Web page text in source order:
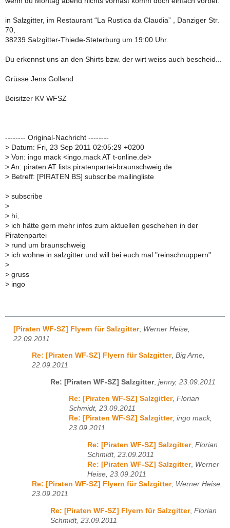
in Salzgitter, im Restaurant “La Rustica da Claudia” , Danziger Str.
70,
38239 Salzgitter-Thiede-Steterburg um 19:00 Uhr.
Du erkennst uns an den Shirts bzw. der wirt weiss auch bescheid...
Grüsse Jens Golland
Beisitzer KV WFSZ
-------- Original-Nachricht --------
> Datum: Fri, 23 Sep 2011 02:05:29 +0200
> Von: ingo mack <ingo.mack AT t-online.de>
> An: piraten AT lists.piratenpartei-braunschweig.de
> Betreff: [PIRATEN BS] subscribe mailingliste
> subscribe
>
> hi,
> ich hätte gern mehr infos zum aktuellen geschehen in der
Piratenpartei
> rund um braunschweig
> ich wohne in salzgitter und will bei euch mal "reinschnuppern"
>
> gruss
> ingo
[Piraten WF-SZ] Flyern für Salzgitter, Werner Heise,
22.09.2011
Re: [Piraten WF-SZ] Flyern für Salzgitter, Big Arne,
22.09.2011
Re: [Piraten WF-SZ] Salzgitter, jenny, 23.09.2011
Re: [Piraten WF-SZ] Salzgitter, Florian
Schmidt, 23.09.2011
Re: [Piraten WF-SZ] Salzgitter, ingo mack,
23.09.2011
Re: [Piraten WF-SZ] Salzgitter, Florian
Schmidt, 23.09.2011
Re: [Piraten WF-SZ] Salzgitter, Werner
Heise, 23.09.2011
Re: [Piraten WF-SZ] Flyern für Salzgitter, Werner Heise,
23.09.2011
Re: [Piraten WF-SZ] Flyern für Salzgitter, Florian
Schmidt, 23.09.2011